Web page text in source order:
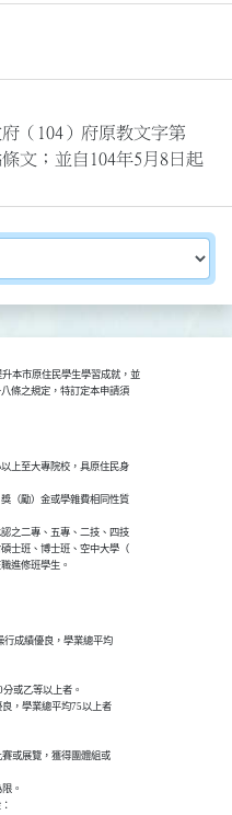
（104）府原教文字第
文；並自104年5月8日起
本市原住民學生學習成就，並
八條之規定，特訂定本申請須
以上至大專院校，具原住民身
獎（勵）金或學雜費相同性質
認之二專、五專、二技、四技
碩士班、博士班、空中大學（
進修班學生。
行成績優良，學業總平均
分或乙等以上者。
良，學業總平均75以上者
賽或展覽，獲得團體組或
。